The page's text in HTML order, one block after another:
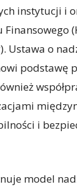
instytucji i
Ustawa o
podstawę
i
model